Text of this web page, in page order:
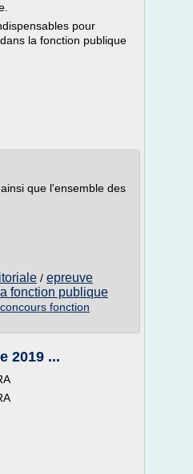
pour
la fonction publique
que l'ensemble des
/ epreuve
fonction publique
concours fonction
2019 ...